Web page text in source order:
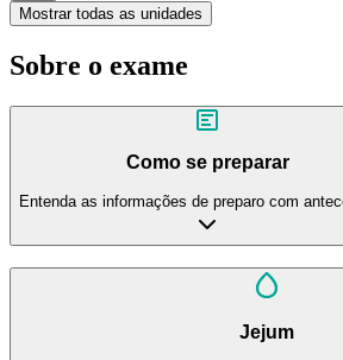
Mostrar todas as unidades
Sobre o exame
Como se preparar
Entenda as informações de preparo com
Jejum